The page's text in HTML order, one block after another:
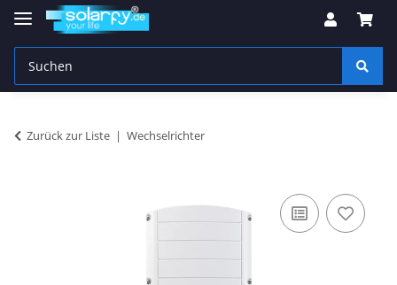
Zurück zur Liste Wechselrichter